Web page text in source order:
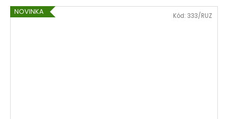
NOVINKA Kód: 333/RUZ